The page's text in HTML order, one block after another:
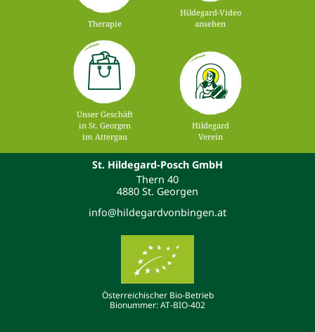
Therapie
Hildegard-Video
ansehen
Unser Geschäft
in St. Georgen
im Attergau
Hildegard
Verein
St. Hildegard-Posch GmbH
Thern 40
4880 St. Georgen
info@hildegardvonbingen.at
Österreichischer Bio-Betrieb
Bionummer: AT-BIO-402